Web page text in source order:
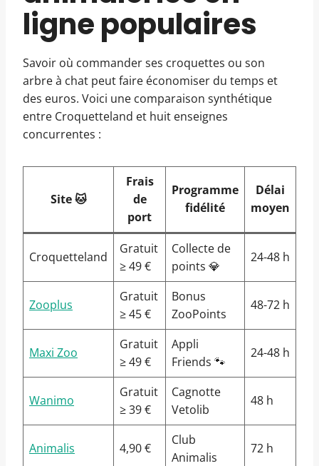
ligne populaires
Savoir où commander ses croquettes ou son
arbre à chat peut faire économiser du temps et
des euros. Voici une comparaison synthétique
entre Croquetteland et huit enseignes
concurrentes :
Site 🐱
Frais
de
port
Programme
fidélité
Délai
moyen
Croquetteland
Gratuit
≥ 49 €
Collecte de
points 💎
24-48 h
Zooplus
Gratuit
≥ 45 €
Bonus
ZooPoints
48-72 h
Maxi Zoo
Gratuit
≥ 49 €
Appli
Friends 🐾
24-48 h
Wanimo
Gratuit
≥ 39 €
Cagnotte
Vetolib
48 h
Animalis 4,90 €
Club
Animalis
72 h